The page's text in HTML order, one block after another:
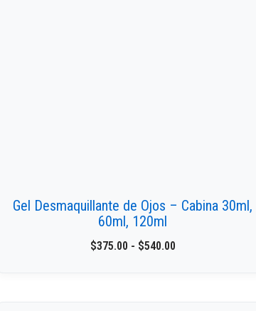
Gel Desmaquillante de Ojos – Cabina 30ml,
60ml, 120ml
$375.00 - $540.00